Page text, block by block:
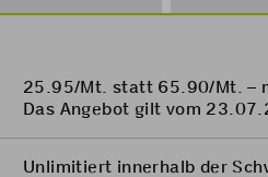
25.95/Mt. statt 65.90/Mt. –
Das Angebot gilt vom
Unlimitiert innerhalb der